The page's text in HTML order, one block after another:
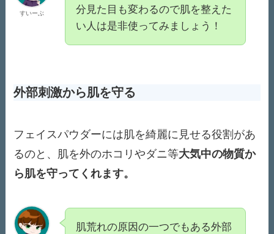
すいーぶ
分見た目も変わるので肌を整えた
い人は是非使ってみましょう！
外部刺激から肌を守る
フェイスパウダーには肌を綺麗に見せる役割があ
るのと、肌を外のホコリやダニ等大気中の物質か
ら肌を守ってくれます。
肌荒れの原因の一つでもある外部